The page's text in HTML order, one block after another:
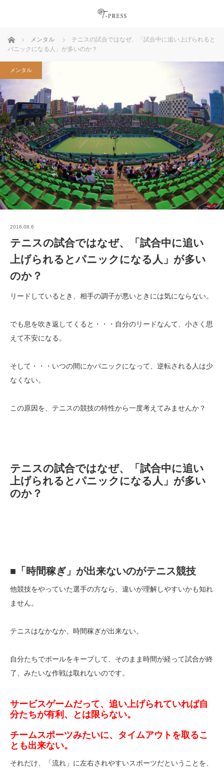
ホーム メンタル
テニスの試合ではなぜ、「試合中に追い上げられると
パニックになる人」が多いのか？
メンタル
2016.08.6
テニスの試合ではなぜ、「試合中に追い
上げられるとパニックになる人」が多い
のか？
リードしているとき、相手の調子が悪いときには気にならない。
でも息を吹き返してくると・・・自分のリードなんて、小さく思
えて不安になる。
そして・・・いつの間にかパニックになって、逆転される人は少
なくない。
この原因を、テニスの競技の特性から一度考えてみませんか？
テニスの試合ではなぜ、「試合中に追い
上げられるとパニックになる人」が多い
のか？
■「時間稼ぎ」が出来ないのがテニス競技
他競技をやっていた選手の方なら、違いが理解しやすいかも知れ
ません。
テニスはなかなか、時間稼ぎが出来ない。
自分たちでボールをキープして、そのまま時間が経って試合が終
了、みたいな作戦は取れないのです。
サービスゲームだって、追い上げられていれば自
分たちが有利、とは限らない。
チームスポーツみたいに、タイムアウトを取るこ
とも出来ない。
それだけ、「流れ」に左右されやすいスポーツだということを、